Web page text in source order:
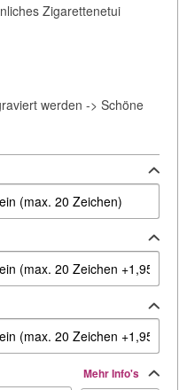
Zigarettenetui
werden -> Schöne
Mehr Info's